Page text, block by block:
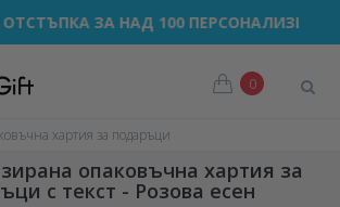
ЗА НАД 100 ПЕРСОНАЛИЗИРАНИ
0
хартия за подаръци
опаковъчна хартия за
с текст - Розова есен